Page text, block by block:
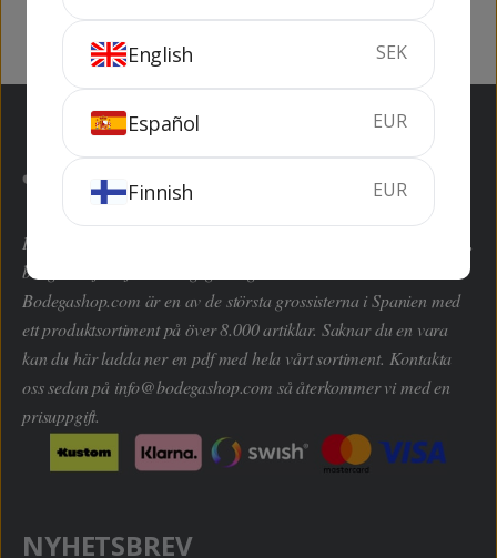
Här kan du handla hem dryckesvaror inom alla kategorier enkelt,
billigt och framför allt lagligt enligt EU-domstolen.
Bodegashop.com är en av de största grossisterna i Spanien med
ett produktsortiment på över 8.000 artiklar. Saknar du en vara
kan du här ladda ner en pdf med hela vårt sortiment. Kontakta
oss sedan på info@bodegashop.com så återkommer vi med en
prisuppgift.
NYHETSBREV
English SEK
Español EUR
Finnish EUR